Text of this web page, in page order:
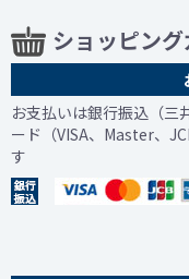
ショッピン
お支払いは銀行振込（三
ード（VISA、Master、
す